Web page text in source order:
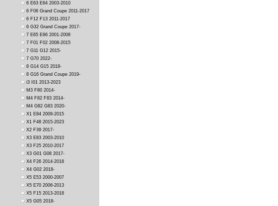
6 E63 E64 2003-2010
6 F06 Grand Coupe 2011-2017
6 F12 F13 2011-2017
6 G32 Grand Coupe 2017-
7 E65 E66 2001-2008
7 F01 F02 2008-2015
7 G11 G12 2015-
7 G70 2022-
8 G14 G15 2018-
8 G16 Grand Coupe 2019-
i3 I01 2013-2023
M3 F80 2014-
M4 F82 F83 2014-
M4 G82 G83 2020-
X1 E84 2009-2015
X1 F48 2015-2023
X2 F39 2017-
X3 E83 2003-2010
X3 F25 2010-2017
X3 G01 G08 2017-
X4 F26 2014-2018
X4 G02 2018-
X5 E53 2000-2007
X5 E70 2006-2013
X5 F15 2013-2018
X5 G05 2018-